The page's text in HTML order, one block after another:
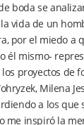
boda se
vida de un
por el miedo a
él mismo-
proyectos de
Milena
a los que
me inspiró la